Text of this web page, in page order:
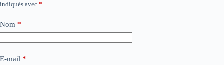
indiqués avec *
Nom *
E-mail *